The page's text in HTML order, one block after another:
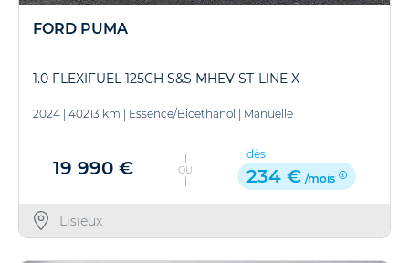
FORD PUMA
1.0 FLEXIFUEL 125CH S&S MHEV ST-LINE X
2024 | 40213 km | Essence/Bioethanol | Manuelle
19 990 € OU
dès
234 € /mois
Lisieux